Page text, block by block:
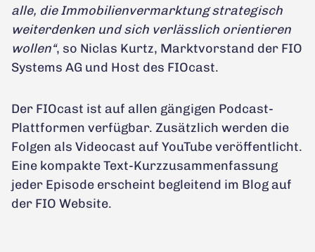
alle, die Immobilienvermarktung strategisch
weiterdenken und sich verlässlich orientieren
wollen“, so Niclas Kurtz, Marktvorstand der FIO
Systems AG und Host des FIOcast.
Der FIOcast ist auf allen gängigen Podcast-
Plattformen verfügbar. Zusätzlich werden die
Folgen als Videocast auf YouTube veröffentlicht.
Eine kompakte Text-Kurzzusammenfassung
jeder Episode erscheint begleitend im Blog auf
der FIO Website.